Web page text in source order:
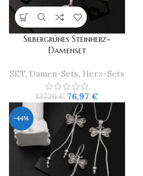
Silbergrünes Steinherz-
Damenset
SET, Damen-Sets, Herz-Sets
137,20€ 76,97 €
-44%